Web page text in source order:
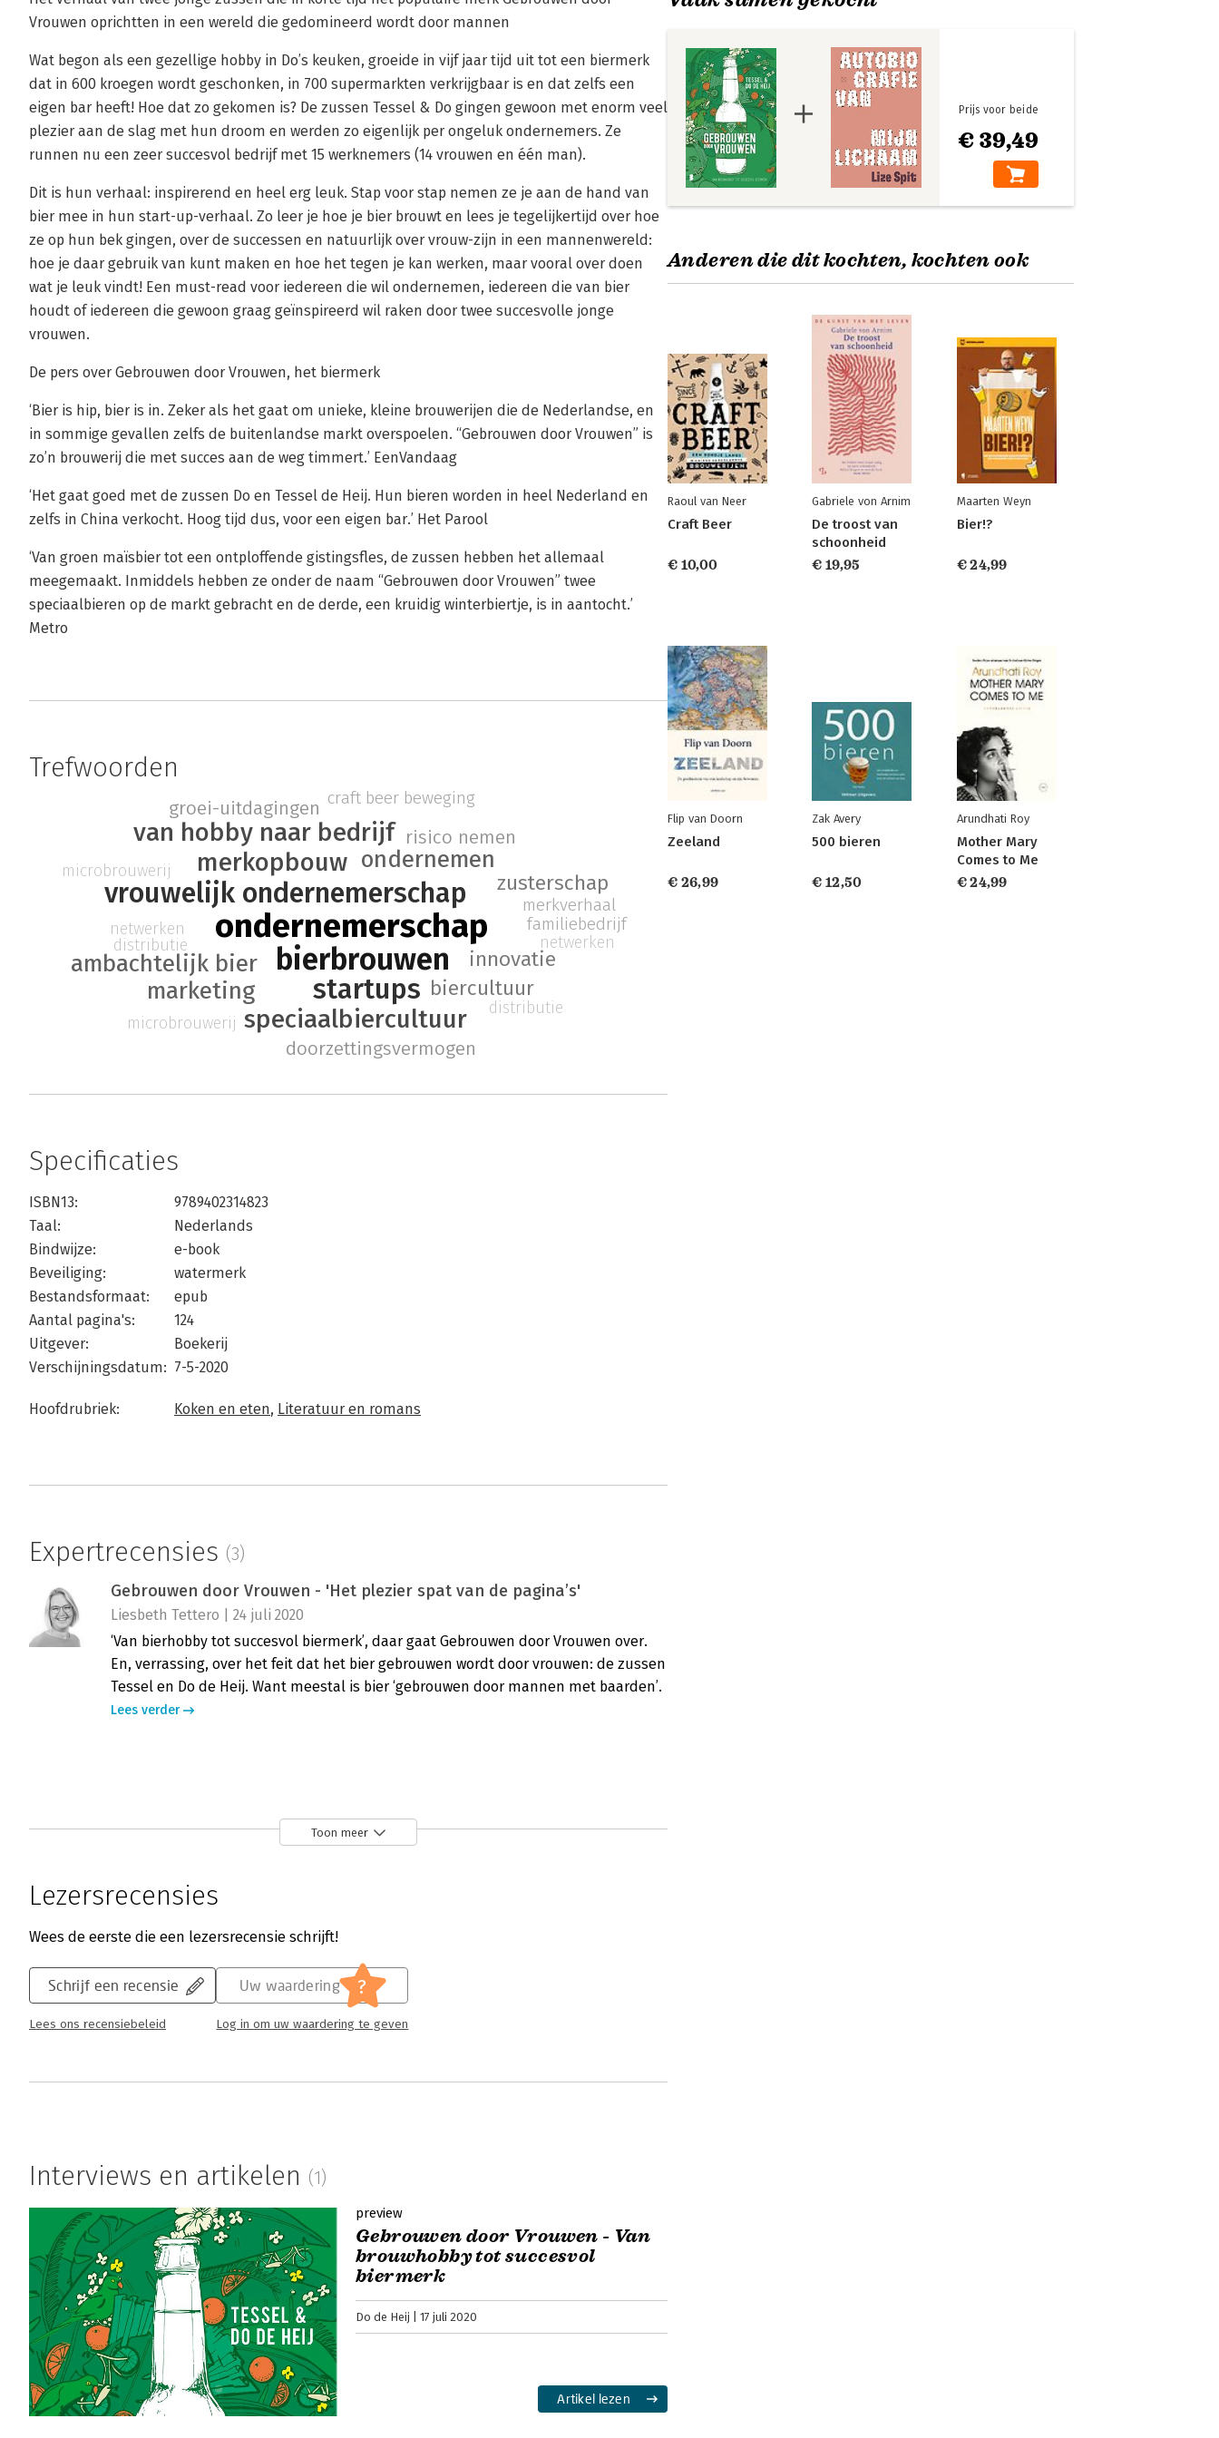
Vrouwen oprichtten in een wereld die gedomineerd wordt door mannen
Wat begon als een gezellige hobby in Do’s keuken, groeide in vijf jaar tijd uit tot een biermerk
dat in 600 kroegen wordt geschonken, in 700 supermarkten verkrijgbaar is en dat zelfs een
eigen bar heeft! Hoe dat zo gekomen is? De zussen Tessel & Do gingen gewoon met enorm veel
plezier aan de slag met hun droom en werden zo eigenlijk per ongeluk ondernemers. Ze
runnen nu een zeer succesvol bedrijf met 15 werknemers (14 vrouwen en één man).
Dit is hun verhaal: inspirerend en heel erg leuk. Stap voor stap nemen ze je aan de hand van
bier mee in hun start-up-verhaal. Zo leer je hoe je bier brouwt en lees je tegelijkertijd over hoe
ze op hun bek gingen, over de successen en natuurlijk over vrouw-zijn in een mannenwereld:
hoe je daar gebruik van kunt maken en hoe het tegen je kan werken, maar vooral over doen
wat je leuk vindt! Een must-read voor iedereen die wil ondernemen, iedereen die van bier
houdt of iedereen die gewoon graag geïnspireerd wil raken door twee succesvolle jonge
vrouwen.
De pers over Gebrouwen door Vrouwen, het biermerk
‘Bier is hip, bier is in. Zeker als het gaat om unieke, kleine brouwerijen die de Nederlandse, en
in sommige gevallen zelfs de buitenlandse markt overspoelen. “Gebrouwen door Vrouwen” is
zo’n brouwerij die met succes aan de weg timmert.’ EenVandaag
‘Het gaat goed met de zussen Do en Tessel de Heij. Hun bieren worden in heel Nederland en
zelfs in China verkocht. Hoog tijd dus, voor een eigen bar.’ Het Parool
‘Van groen maïsbier tot een ontploffende gistingsfles, de zussen hebben het allemaal
meegemaakt. Inmiddels hebben ze onder de naam “Gebrouwen door Vrouwen” twee
speciaalbieren op de markt gebracht en de derde, een kruidig winterbiertje, is in aantocht.’
Metro
Trefwoorden
ondernemerschap
bierbrouwen
vrouwelijk ondernemerschap
startups
merkopbouw
speciaalbiercultuur
van hobby naar bedrijf
ondernemen
marketing
ambachtelijk bier
zusterschap
biercultuur
innovatie
risico nemen
doorzettingsvermogen
groei-uitdagingen craft beer beweging
merkverhaal
familiebedrijf
distributie
netwerken
microbrouwerij
distributie
netwerken
microbrouwerij
Specificaties
ISBN13:
9789402314823
Taal:
Nederlands
Bindwijze:
e-book
Beveiliging:
watermerk
Bestandsformaat:
epub
Aantal pagina's:
124
Uitgever:
Boekerij
Verschijningsdatum: 7-5-2020
Hoofdrubriek: Koken en eten, Literatuur en romans
Expertrecensies (3)
Gebrouwen door Vrouwen - 'Het plezier spat van de pagina’s'
Liesbeth Tettero | 24 juli 2020
‘Van bierhobby tot succesvol biermerk’, daar gaat Gebrouwen door Vrouwen over.
En, verrassing, over het feit dat het bier gebrouwen wordt door vrouwen: de zussen
Tessel en Do de Heij. Want meestal is bier ‘gebrouwen door mannen met baarden’.
Lees verder
Mylene Bouwman | 20 juli 2020
Zien hoe anderen een gaaf merk neerzetten en daar ‘vanuit het niets' succesvol
mee lijken te worden.
Lees verder
Heerlijk Helder Ondernemen
uit de hand liep. Er komen succesjes (ineens belde een kroegbaas die ons bier op
de tap wilde!) en blunders (we namen maar 80 liter bier mee!) langs.
Lees verder
Toon meer
Lezersrecensies
Wees de eerste die een lezersrecensie schrijft!
Schrijf een recensie
Lees ons recensiebeleid
Uw waardering ?
Log in om uw waardering te geven
Interviews en artikelen (1)
preview
Gebrouwen door Vrouwen - Van
brouwhobby tot succesvol
biermerk
Do de Heij 17 juli 2020
Artikel lezen
€ 39,49
Prijs voor beide
Anderen die dit kochten, kochten ook
Raoul van Neer
Craft Beer
€ 10,00
Gabriele von Arnim
De troost van
schoonheid
€ 19,95
Maarten Weyn
Bier!?
€ 24,99
Flip van Doorn
Zeeland
€ 26,99
Zak Avery
500 bieren
€ 12,50
Arundhati Roy
Mother Mary
Comes to Me
€ 24,99